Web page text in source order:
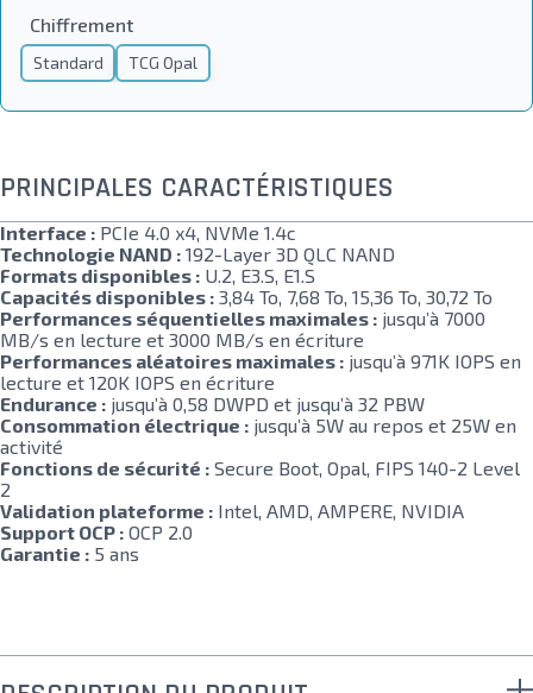
Chiffrement
Standard TCG Opal
PRINCIPALES CARACTÉRISTIQUES
Interface : PCIe 4.0 x4, NVMe 1.4c
Technologie NAND : 192-Layer 3D QLC NAND
Formats disponibles : U.2, E3.S, E1.S
Capacités disponibles : 3,84 To, 7,68 To, 15,36 To, 30,72 To
Performances séquentielles maximales : jusqu’à 7000
MB/s en lecture et 3000 MB/s en écriture
Performances aléatoires maximales : jusqu’à 971K IOPS en
lecture et 120K IOPS en écriture
Endurance : jusqu’à 0,58 DWPD et jusqu’à 32 PBW
Consommation électrique : jusqu’à 5W au repos et 25W en
activité
Fonctions de sécurité : Secure Boot, Opal, FIPS 140-2 Level
2
Validation plateforme : Intel, AMD, AMPERE, NVIDIA
Support OCP : OCP 2.0
Garantie : 5 ans